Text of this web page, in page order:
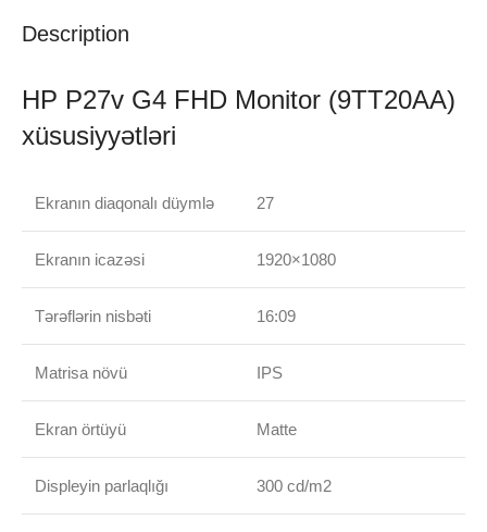
Description
HP P27v G4 FHD Monitor (9TT20AA)
xüsusiyyətləri
Ekranın diaqonalı düymlə 27
Ekranın icazəsi 1920×1080
Tərəflərin nisbəti 16:09
Matrisa növü IPS
Ekran örtüyü Matte
Displeyin parlaqlığı 300 cd/m2